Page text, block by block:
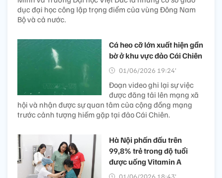
dục đại học công lập trọng điểm của vùng Đông Nam
Bộ và cả nước.
Cá heo cỡ lớn xuất hiện gần
bờ ở khu vực đảo Cái Chiên
01/06/2026 19:24’
Đoạn video ghi lại sự việc
được đăng tải lên mạng xã
hội và nhận được sự quan tâm của cộng đồng mạng
trước cảnh tượng hiếm gặp tại đảo Cái Chiên.
Hà Nội phấn đấu trên
99,8% trẻ trong độ tuổi
được uống Vitamin A